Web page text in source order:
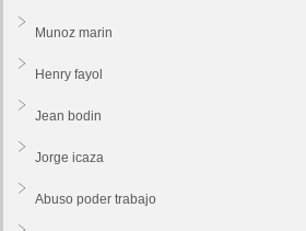
Munoz marin
Henry fayol
Jean bodin
Jorge icaza
Abuso poder trabajo